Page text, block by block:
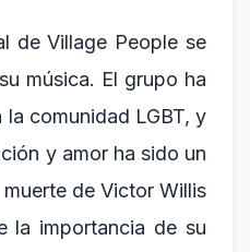
de Village People se
música. El grupo ha
comunidad LGBT, y
y amor ha sido un
de Victor Willis
la importancia de su